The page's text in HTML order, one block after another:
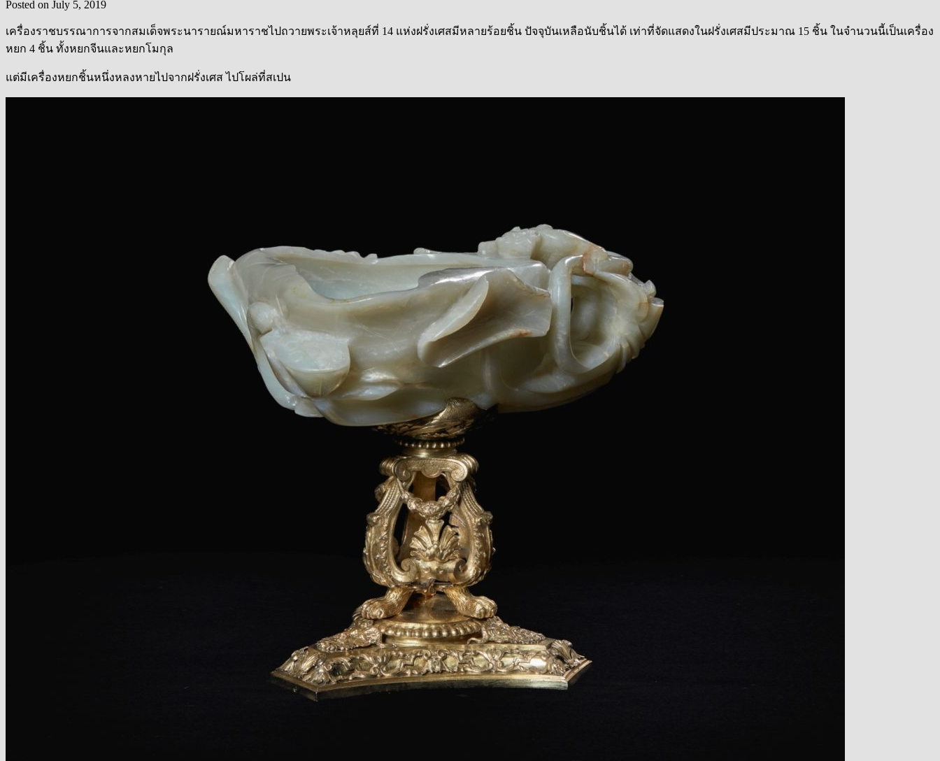
Posted on July 5, 2019
เครื่องราชบรรณาการจากสมเด็จพระนารายณ์มหาราชไปถวายพระเจ้าหลุยส์ที่ 14 แห่งฝรั่งเศสมีหลายร้อยชิ้น ปัจจุบันเหลือนับชิ้นได้ เท่าที่จัดแสดงในฝรั่งเศสมีประมาณ 15 ชิ้น ในจำนวนนี้เป็นเครื่อง
หยก 4 ชิ้น ทั้งหยกจีนและหยกโมกุล
แต่มีเครื่องหยกชิ้นหนึ่งหลงหายไปจากฝรั่งเศส ไปโผล่ที่สเปน